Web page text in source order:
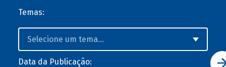
Temas:
Data da Publicação: